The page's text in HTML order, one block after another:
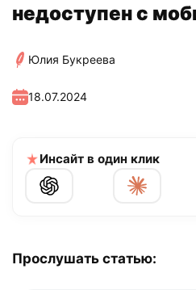
недоступен с
Юлия Букреева
18.07.2024
Инсайт в один клик
Прослушать статью: